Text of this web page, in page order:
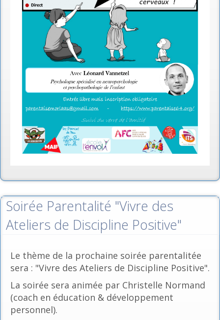
Soirée Parentalité "Vivre des
Ateliers de Discipline Positive"
Le thème de la prochaine soirée parentalitée
sera : "Vivre des Ateliers de Discipline Positive".
La soirée sera animée par Christelle Normand
(coach en éducation & développement
personnel).